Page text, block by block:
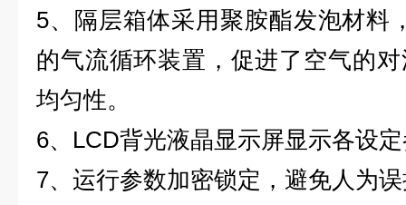
5、隔层箱体采用聚胺酯发泡材料
的气流循环装置，促进了空气的
均匀性。
6、LCD背光液晶显示屏显示各设
7、运行参数加密锁定，避免人为